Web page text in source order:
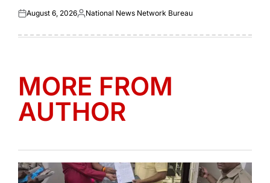
Posted
August 6, 2026Posted
National News Network Bureau
MORE FROM
AUTHOR